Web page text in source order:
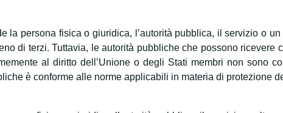
la persona fisica o giuridica, l’autorità pubblica, il servizio o
di terzi. Tuttavia, le autorità pubbliche che possono ricevere
al diritto dell’Unione o degli Stati membri non sono
è conforme alle norme applicabili in materia di protezione